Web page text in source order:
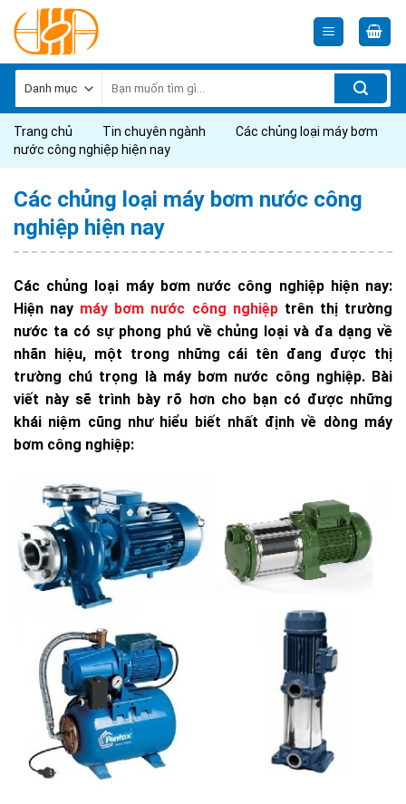
Skip
to
content
kiếm:
Trang chủ Tin chuyên ngành
Các chủng loại máy bơm
nước công nghiệp hiện nay
Các chủng loại máy bơm nước công
nghiệp hiện nay
Các chủng loại máy bơm nước công nghiệp hiện nay:
Hiện nay máy bơm nước công nghiệptrên thị trường
nước ta có sự phong phú về chủng loại và đa dạng về
nhãn hiệu, một trong những cái tên đang được thị
trường chú trọng là máy bơm nước công nghiệp. Bài
viết này sẽ trình bày rõ hơn cho bạn có được những
khái niệm cũng như hiểu biết nhất định về dòng máy
bơm công nghiệp: